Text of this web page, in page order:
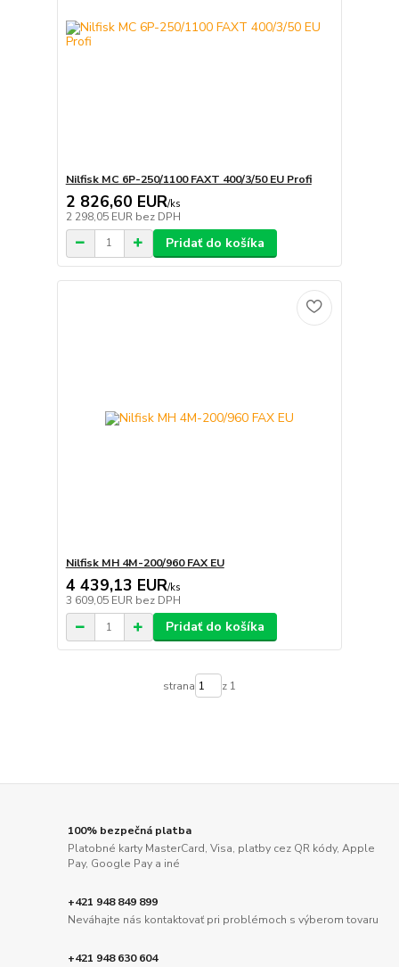
Nilfisk MC 6P-250/1100 FAXT 400/3/50 EU Profi
2 826,60 EUR/ks
2 298,05 EUR bez DPH
Pridať do košíka
Nilfisk MH 4M-200/960 FAX EU
4 439,13 EUR/ks
3 609,05 EUR bez DPH
Pridať do košíka
strana z 1
100% bezpečná platba
Platobné karty MasterCard, Visa, platby cez QR kódy, Apple
Pay, Google Pay a iné
+421 948 849 899
Neváhajte nás kontaktovať pri problémoch s výberom tovaru
+421 948 630 604